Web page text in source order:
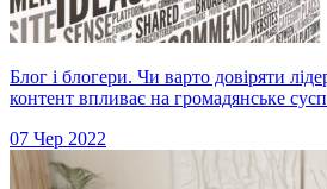
Блог і блогери. Чи варто довіряти
контент впливає на громадянське
07 Чер 2022